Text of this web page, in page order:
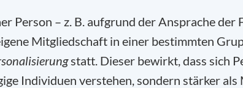
Person – z. B. aufgrund der Ansprache der
Mitgliedschaft in einer bestimmten
statt. Dieser bewirkt, dass sich
Individuen verstehen, sondern stärker